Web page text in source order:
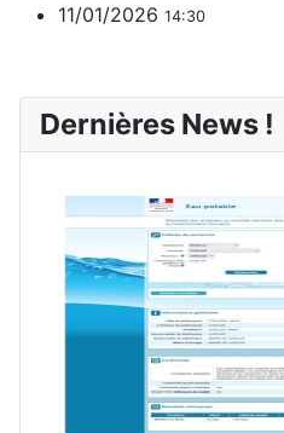
11/01/2026 14:30
Dernières News !